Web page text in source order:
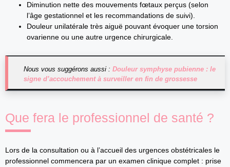
Diminution nette des mouvements fœtaux perçus (selon
l’âge gestationnel et les recommandations de suivi).
Douleur unilatérale très aiguë pouvant évoquer une torsion
ovarienne ou une autre urgence chirurgicale.
Nous vous suggérons aussi : Douleur symphyse pubienne : le
signe d’accouchement à surveiller en fin de grossesse
Que fera le professionnel de santé ?
Lors de la consultation ou à l’accueil des urgences obstétricales le
professionnel commencera par un examen clinique complet : prise